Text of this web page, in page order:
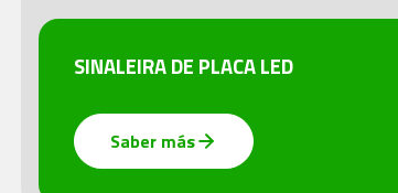
SINALEIRA DE PLACA LED
Saber más